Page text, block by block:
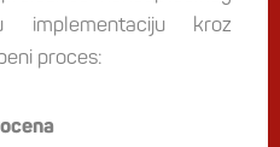
kroz
proces: